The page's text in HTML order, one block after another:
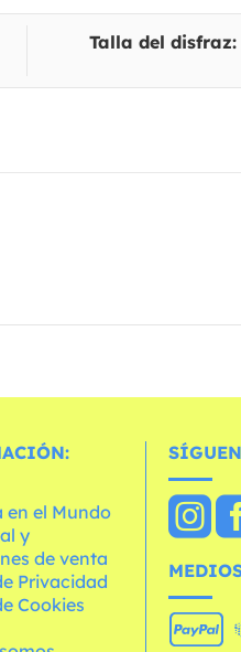
Talla del disfraz:
en el Mundo
y
de venta
Privacidad
Cookies